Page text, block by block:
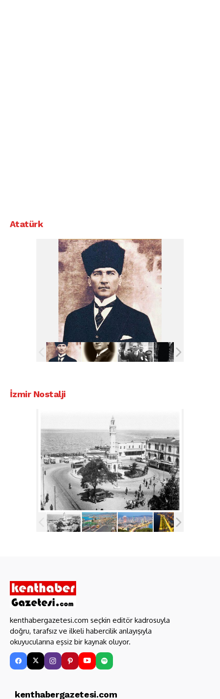
Atatürk
İzmir Nostalji
kenthabergazetesi.com seçkin editör kadrosuyla
doğru, tarafsız ve ilkeli habercilik anlayışıyla
okuyucularına eşsiz bir kaynak oluyor.
kenthabergazetesi.com